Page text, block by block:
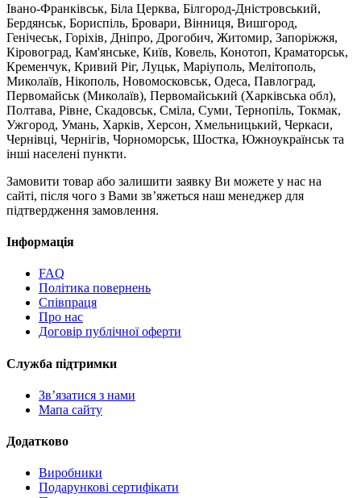
Івано-Франківськ, Біла Церква, Білгород-Дністровський,
Бердянськ, Бориспіль, Бровари, Вінниця, Вишгород,
Генічеськ, Горіхів, Дніпро, Дрогобич, Житомир, Запоріжжя,
Кіровоград, Кам'янське, Київ, Ковель, Конотоп, Краматорськ,
Кременчук, Кривий Ріг, Луцьк, Маріуполь, Мелітополь,
Миколаїв, Нікополь, Новомосковськ, Одеса, Павлоград,
Первомайськ (Миколаїв), Первомайський (Харківська обл),
Полтава, Рівне, Скадовськ, Сміла, Суми, Тернопіль, Токмак,
Ужгород, Умань, Харків, Херсон, Хмельницький, Черкаси,
Чернівці, Чернігів, Чорноморськ, Шостка, Южноукраїнськ та
інші населені пункти.
Замовити товар або залишити заявку Ви можете у нас на
сайті, після чого з Вами зв’яжеться наш менеджер для
підтвердження замовлення.
Інформація
FAQ
Політика повернень
Співпраця
Про нас
Договір публічної оферти
Служба підтримки
Зв’язатися з нами
Мапа сайту
Додатково
Виробники
Подарункові сертифікати